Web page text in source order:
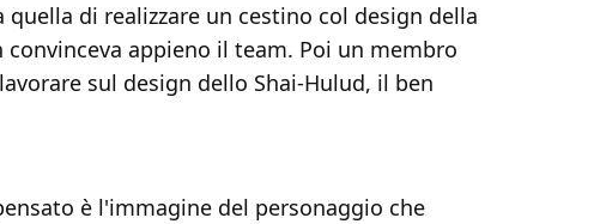
di realizzare un cestino col design della
appieno il team. Poi un membro
sul design dello Shai-Hulud, il ben
è l'immagine del personaggio che